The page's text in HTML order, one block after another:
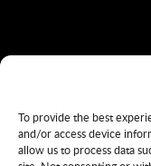
To provide the best
and/or access device
allow us to process data